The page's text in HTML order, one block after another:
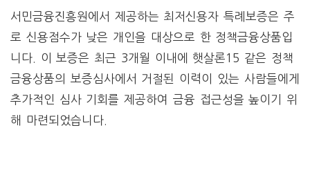
서민금융진흥원에서 제공하는 최저신용자 특례보증은 주
로 신용점수가 낮은 개인을 대상으로 한 정책금융상품입
니다. 이 보증은 최근 3개월 이내에 햇살론15 같은 정책
금융상품의 보증심사에서 거절된 이력이 있는 사람들에게
추가적인 심사 기회를 제공하여 금융 접근성을 높이기 위
해 마련되었습니다.